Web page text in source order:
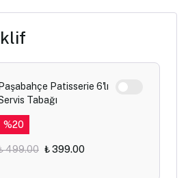
Paşabahçe Patisserie 6'lı
Tabağı
%20
499.00 ₺ 399.00